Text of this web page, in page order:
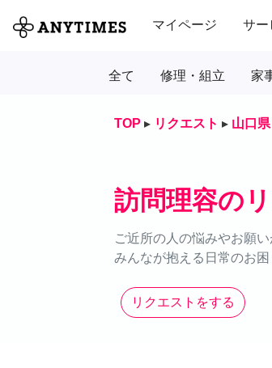
マイページ サー
全て 修理・組立 家
TOP ▸ リクエスト ▸ 山口県
訪問理容の
ご近所の人の悩みやお願
みんなが抱える日常のお
リクエストをする